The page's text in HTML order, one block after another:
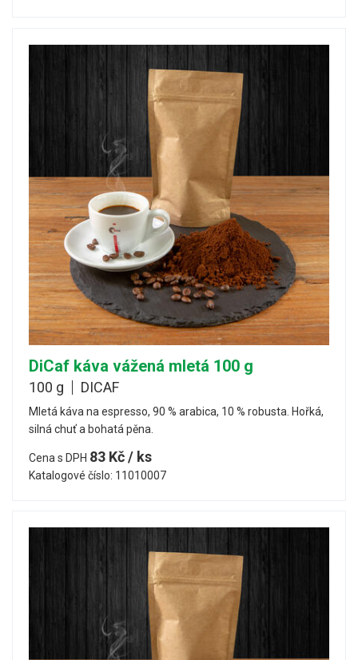
DiCaf káva vážená mletá 100 g
100 g DICAF
Mletá káva na espresso, 90 % arabica, 10 % robusta. Hořká,
silná chuť a bohatá pěna.
Cena s DPH 83 Kč / ks
Katalogové číslo: 11010007